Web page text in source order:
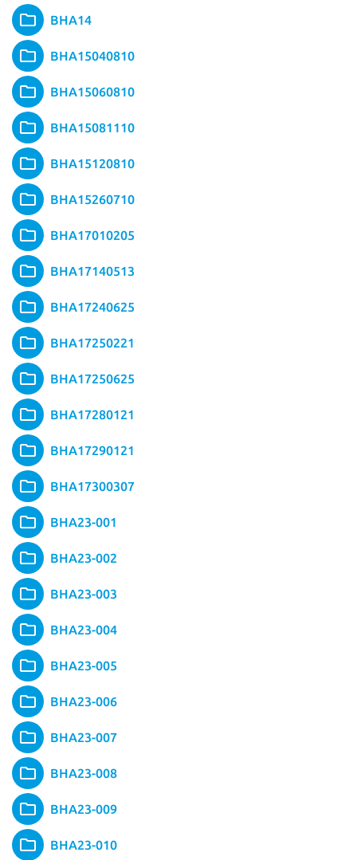
BHA14
BHA15040810
BHA15060810
BHA15081110
BHA15120810
BHA15260710
BHA17010205
BHA17140513
BHA17240625
BHA17250221
BHA17250625
BHA17280121
BHA17290121
BHA17300307
BHA23-001
BHA23-002
BHA23-003
BHA23-004
BHA23-005
BHA23-006
BHA23-007
BHA23-008
BHA23-009
BHA23-010